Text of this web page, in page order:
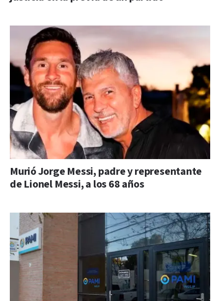
Murió Jorge Messi, padre y representante
de Lionel Messi, a los 68 años